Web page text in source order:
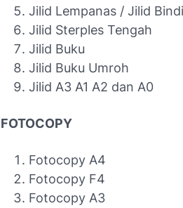
Jilid Lempanas / Jilid
Jilid Sterples Tengah
Jilid Buku
Jilid Buku Umroh
Jilid A3 A1 A2 dan A0
FOTOCOPY
Fotocopy A4
Fotocopy F4
Fotocopy A3